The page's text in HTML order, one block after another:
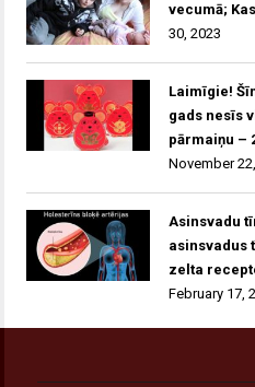
vecumā;
30, 2023
Laimīgie!
gads nesīs
pārmaiņu –
November
Asinsvadu
asinsvadus
zelta
February 17,